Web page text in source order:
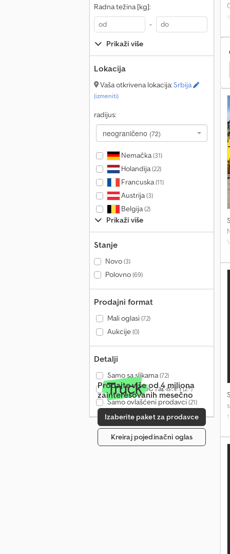
Radna težina [kg]:
-
Prikaži više
Lokacija
Vaša otkrivena lokacija:Srbija
(izmeniti)
radijus:
neograničeno (72)
Nemačka(31)
Holandija(22)
Francuska(11)
Austrija(3)
Belgija(2)
Prikaži više
Stanje
Novo(3)
Polovno(69)
Prodajni format
Mali oglasi(72)
Aukcije(0)
Detalji
Samo sa slikama(72)
Samo sa video zapisom(23)
Samo ovlašćeni prodavci(21)
Prodajte više od 4 miliona
zainteresovanih mesečno
Izaberite paket za prodavce
Kreiraj pojedinačni oglas
Yanmar B110W